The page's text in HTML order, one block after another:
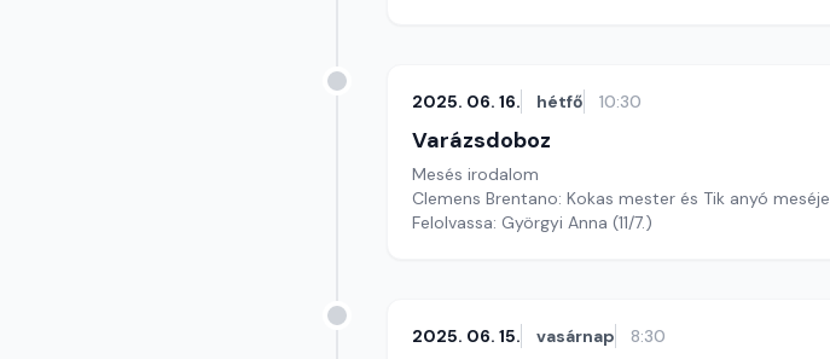
2025. 06. 16. hétfő 10:30
Varázsdoboz
Mesés irodalom
Clemens Brentano: Kokas mester és Tik anyó meséje
Felolvassa: Györgyi Anna (11/7.)
2025. 06. 15. vasárnap 8:30